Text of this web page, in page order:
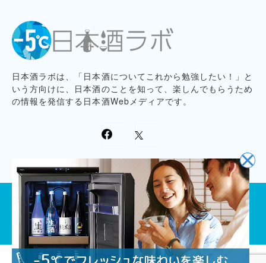
日本酒ラボは、「日本酒についてこれから勉強したい！」と
いう方向けに、日本酒のことを知って、楽しんでもらうため
の情報を発信する日本酒Webメディアです。
プライバシーポリシー
記事コンテンツ制作ポリシー
お問い合わせ
会社概要 プレスリリース募集
© 2020 Cajiya,Inc. All Rights Reserved.